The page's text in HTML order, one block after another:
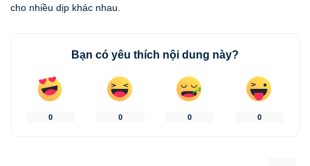
cho nhiều dịp khác nhau.
Bạn có yêu thích nội dung này?
0 0 0 0